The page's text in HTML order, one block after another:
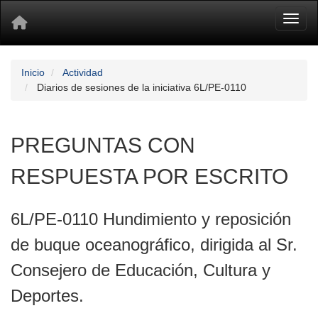
Inicio
Actividad
Diarios de sesiones de la iniciativa 6L/PE-0110
PREGUNTAS CON
RESPUESTA POR ESCRITO
6L/PE-0110 Hundimiento y reposición
de buque oceanográfico, dirigida al Sr.
Consejero de Educación, Cultura y
Deportes.